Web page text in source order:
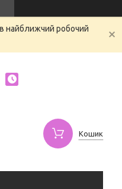
найближчий робочий
Кошик